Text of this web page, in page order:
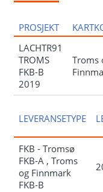
PROSJEKT
LACHTR91
TROMS
FKB-B
2019
Troms
LEVERANSETYPE
FKB - Tromsø
FKB-A , Troms
og Finnmark
FKB-B